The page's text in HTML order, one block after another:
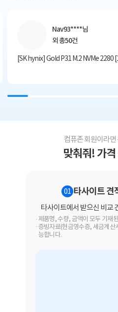
Nav93****님
외 총50건
[SK hynix] Gold P31 M.2 NVMe 2280
컴퓨존 회원이라면
맞춰줘! 가격
01 타사이트 견
타사이트에서 받으신 비교
제품명, 수량, 금액이 모두 기재
증빙자료(현금영수증, 세금계산
능합니다.